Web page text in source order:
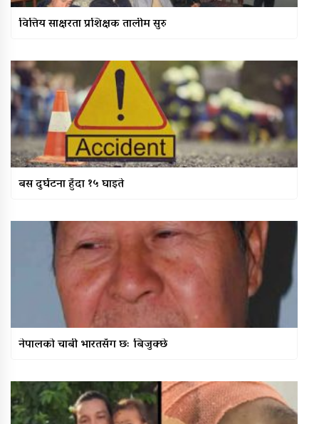
वित्तिय साक्षरता प्रशिक्षक तालीम सुरु
बस दुर्घटना हुँदा १५ घाइते
नेपालको चाबी भारतसँग छः बिजुक्छे